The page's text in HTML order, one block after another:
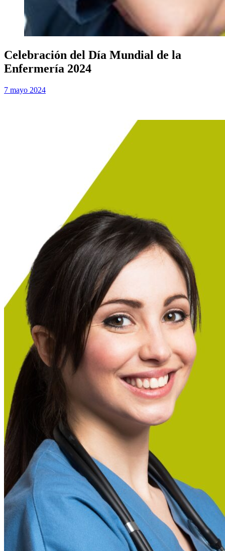
Celebración del Día Mundial de la
Enfermería 2024
porExamen MIR
Publicada
7 mayo 2024